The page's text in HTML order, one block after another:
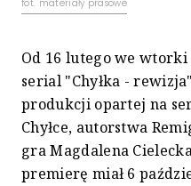
fot. materiały prasowe
Od 16 lutego we wtorki
serial "Chyłka -
produkcji opartej na
Chyłce, autorstwa
gra Magdalena
premierę miał 6